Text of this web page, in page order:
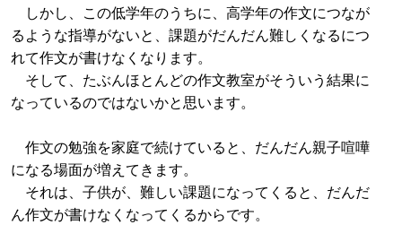
しかし、この低学年のうちに、高学年の作文につなが
るような指導がないと、課題がだんだん難しくなるにつ
れて作文が書けなくなります。
そして、たぶんほとんどの作文教室がそういう結果に
なっているのではないかと思います。
作文の勉強を家庭で続けていると、だんだん親子喧嘩
になる場面が増えてきます。
それは、子供が、難しい課題になってくると、だんだ
ん作文が書けなくなってくるからです。